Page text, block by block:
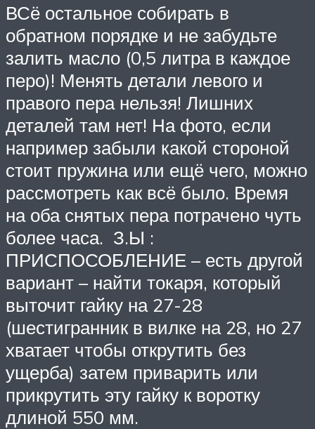
ВСё остальное собирать в
обратном порядке и не забудьте
залить масло (0,5 литра в каждое
перо)! Менять детали левого и
правого пера нельзя! Лишних
деталей там нет! На фото, если
например забыли какой стороной
стоит пружина или ещё чего, можно
рассмотреть как всё было. Время
на оба снятых пера потрачено чуть
более часа. З.Ы :
ПРИСПОСОБЛЕНИЕ – есть другой
вариант – найти токаря, который
выточит гайку на 27-28
(шестигранник в вилке на 28, но 27
хватает чтобы открутить без
ущерба) затем приварить или
прикрутить эту гайку к воротку
длиной 550 мм.